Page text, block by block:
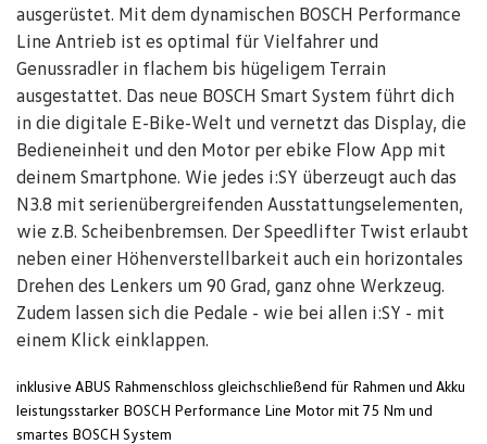
ausgerüstet. Mit dem dynamischen BOSCH Performance
Line Antrieb ist es optimal für Vielfahrer und
Genussradler in flachem bis hügeligem Terrain
ausgestattet. Das neue BOSCH Smart System führt dich
in die digitale E-Bike-Welt und vernetzt das Display, die
Bedieneinheit und den Motor per ebike Flow App mit
deinem Smartphone. Wie jedes i:SY überzeugt auch das
N3.8 mit serienübergreifenden Ausstattungselementen,
wie z.B. Scheibenbremsen. Der Speedlifter Twist erlaubt
neben einer Höhenverstellbarkeit auch ein horizontales
Drehen des Lenkers um 90 Grad, ganz ohne Werkzeug.
Zudem lassen sich die Pedale - wie bei allen i:SY - mit
einem Klick einklappen.
inklusive ABUS Rahmenschloss gleichschließend für Rahmen und Akku
leistungsstarker BOSCH Performance Line Motor mit 75 Nm und
smartes BOSCH System